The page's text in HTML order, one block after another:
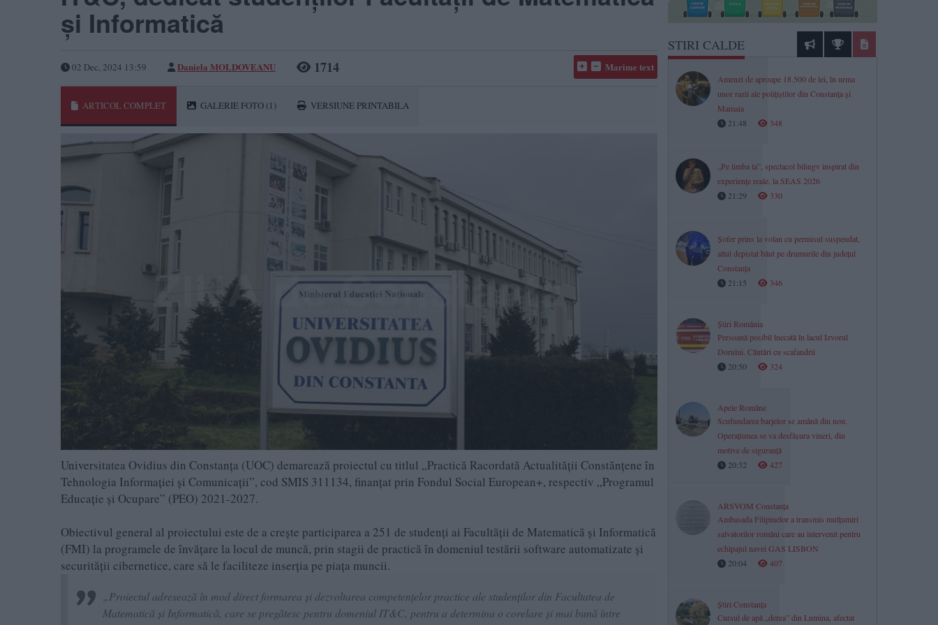
și Informatică
02 Dec, 2024 13:59 Daniela MOLDOVEANU 1714 Marime text
ARTICOL COMPLET GALERIE FOTO (1) VERSIUNE PRINTABILA
Universitatea Ovidius din Constanța (UOC) demarează proiectul cu titlul „Practică Racordată Actualității Constănțene în
Tehnologia Informației și Comunicații”, cod SMIS 311134, finanțat prin Fondul Social European+, respectiv „Programul
Educație și Ocupare” (PEO) 2021-2027.
Obiectivul general al proiectului este de a crește participarea a 251 de studenți ai Facultății de Matematică și Informatică
(FMI) la programele de învățare la locul de muncă, prin stagii de practică în domeniul testării software automatizate și
securității cibernetice, care să le faciliteze inserția pe piața muncii.
„Proiectul adresează în mod direct formarea și dezvoltarea competențelor practice ale studenților din Facultatea de
Matematică și Informatică, care se pregătesc pentru domeniul IT&C, pentru a determina o corelare și mai bună între
STIRI CALDE
Amenzi de aproape 18.500 de lei, în urma
unor razii ale polițiștilor din Constanța și
Mamaia
21:48
348
„Pe limba ta”, spectacol bilingv inspirat din
experiențe reale, la SEAS 2026
21:29
330
Șofer prins la volan cu permisul suspendat,
altul depistat băut pe drumurile din județul
Constanța
21:15
346
Știri România
Persoană posibil înecată în lacul Izvorul
Dorului. Căutări cu scafandrii
20:50
324
Apele Române
Scufundarea barjelor se amână din nou.
Operațiunea se va desfășura vineri, din
motive de siguranță
20:32
427
ARSVOM Constanța
Ambasada Filipinelor a transmis mulțumiri
salvatorilor români care au intervenit pentru
echipajul navei GAS LISBON
20:04
407
Știri Constanța
Cursul de apă „derea” din Lumina, afectat